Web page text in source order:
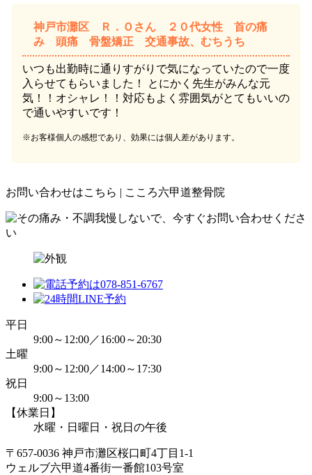
神戸市灘区 Ｒ．Ｏさん ２０代女性 首の痛
み 頭痛 骨盤矯正 交通事故、むちうち
いつも出勤時に通りすがりで気になっていたので一度
入らせてもらいました！ とにかく先生がみんな元
気！！オシャレ！！対応もよく雰囲気がとてもいいの
で通いやすいです！
※お客様個人の感想であり、効果には個人差があります。
お問い合わせはこちら | こころ六甲道整骨院
平日
9:00～12:00／16:00～20:30
土曜
9:00～12:00／14:00～17:30
祝日
9:00～13:00
【休業日】
水曜・日曜日・祝日の午後
〒657-0036 神戸市灘区桜口町4丁目1-1
ウェルブ六甲道4番街一番館103号室